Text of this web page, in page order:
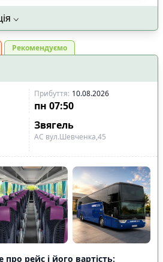
Рекомендуємо
Прибуття: 10.08.2026
пн 07:50
Звягель
АС вул.Шевченка,45
про рейс і його вартість: